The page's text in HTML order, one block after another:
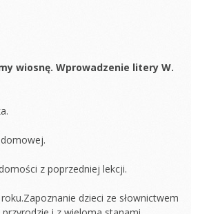
wiosnę. Wprowadzenie litery W.
z poprzedniej lekcji.
dzieci ze słownictwem